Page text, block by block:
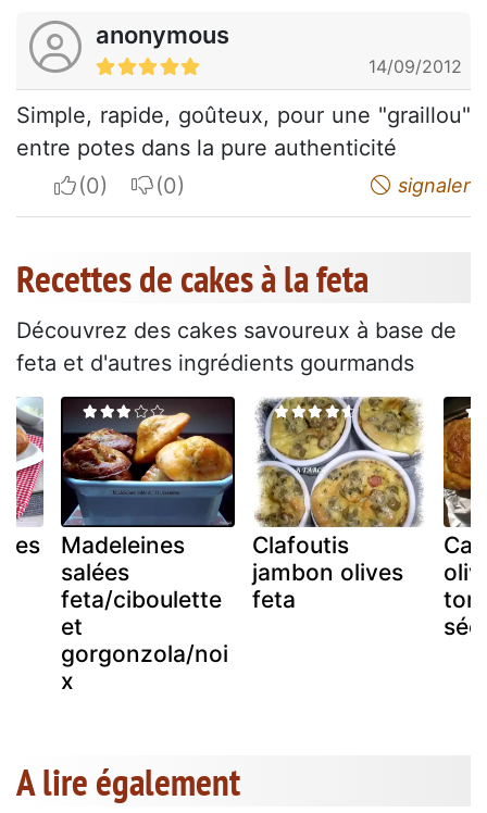
anonymous
14/09/2012
Simple, rapide, goûteux, pour une "graillou"
entre potes dans la pure authenticité
I apreciateI do not appreciate signaler
Recettes de cakes à la feta
Découvrez des cakes savoureux à base de
feta et d'autres ingrédients gourmands
Madeleines
salées
feta/ciboulette
et
gorgonzola/noi
x
Clafoutis
jambon olives
feta
A lire également